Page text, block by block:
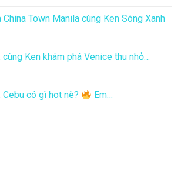
China Town Manila cùng Ken Sóng Xanh
cùng Ken khám phá Venice thu nhỏ…
Cebu có gì hot nè? Em…